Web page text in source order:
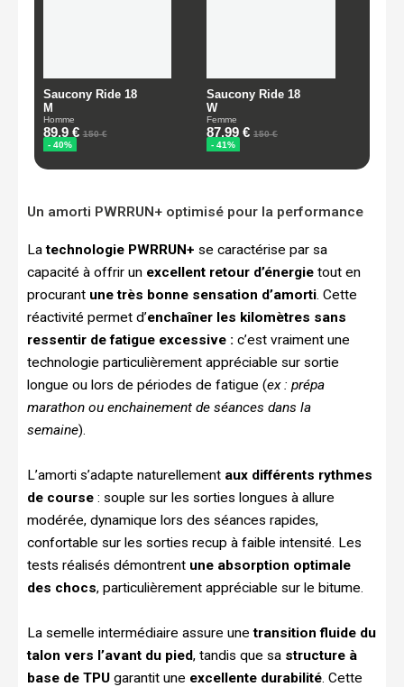
Un amorti PWRRUN+ optimisé pour la performance
Latechnologie PWRRUN+ se caractérise par sa
capacité à offrir un excellent retour d’énergie tout en
procurant une très bonne sensation d’amorti. Cette
réactivité permet d’enchaîner les kilomètres sans
ressentir de fatigue excessive : c’est vraiment une
technologie particulièrement appréciable sur sortie
longue ou lors de périodes de fatigue (ex : prépa
marathon ou enchainement de séances dans la
semaine).
L’amorti s’adapte naturellement aux différents rythmes
de course : souple sur les sorties longues à allure
modérée, dynamique lors des séances rapides,
confortable sur les sorties recup à faible intensité. Les
tests réalisés démontrent une absorption optimale
des chocs, particulièrement appréciable sur le bitume.
La semelle intermédiaire assure une transition fluide du
talon vers l’avant du pied, tandis que sa structure à
base de TPU garantit une excellente durabilité . Cette